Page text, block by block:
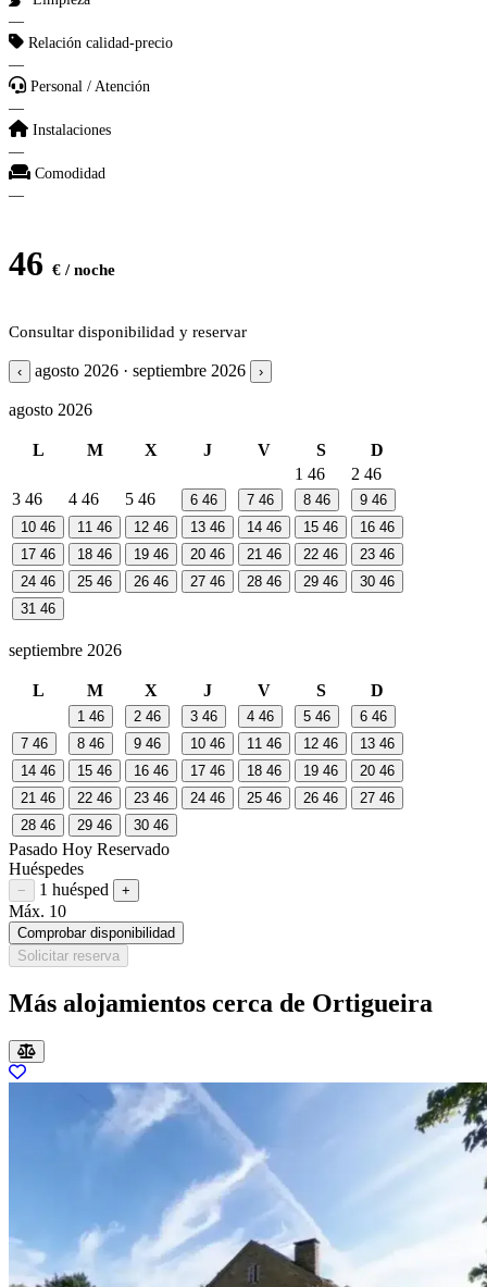
—
Relación calidad-precio
—
Personal / Atención
—
Instalaciones
—
Comodidad
—
46 € / noche
Consultar disponibilidad y reservar
‹ agosto 2026 · septiembre 2026 ›
agosto 2026
L M X J V S
D
1 46 2 46
3 46 4 46 5 46 6 46 7 46 8 46 9 46
10 46 11 46 12 46 13 46 14 46 15 46 16 46
17 46 18 46 19 46 20 46 21 46 22 46 23 46
24 46 25 46 26 46 27 46 28 46 29 46 30 46
31 46
septiembre 2026
L M X J V S D
1 46 2 46 3 46 4 46 5 46 6 46
7 46 8 46 9 46 10 46 11 46 12 46 13 46
14 46 15 46 16 46 17 46 18 46 19 46 20 46
21 46 22 46 23 46 24 46 25 46 26 46 27 46
28 46 29 46 30 46
Pasado Hoy Reservado
Huéspedes
Restar huésped
− 1 huésped Sumar huésped
+
Máx. 10
Comprobar disponibilidad
Solicitar reserva
Más alojamientos cerca de Ortigueira